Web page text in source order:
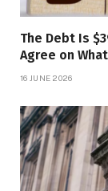
The Debt Is
Agree on
16 JUNE 2026